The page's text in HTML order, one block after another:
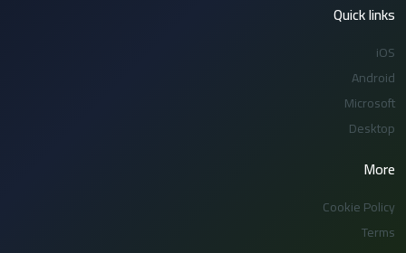
Quick links
iOS
Android
Microsoft
Desktop
More
Cookie Policy
Terms